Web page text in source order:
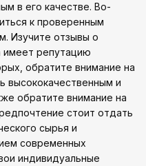
в его качестве. Во-
к проверенным
Изучите отзывы о
имеет репутацию
обратите внимание на
высококачественным и
обратите внимание на
стоит отдать
сырья и
современных
индивидуальные